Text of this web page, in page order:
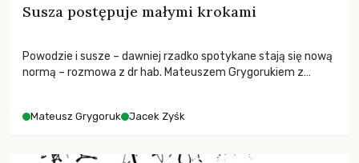
Susza postępuje małymi krokami
Powodzie i susze – dawniej rzadko spotykane stają się nową
normą – rozmowa z dr hab. Mateuszem Grygorukiem z
Mateusz Grygoruk Jacek Zyśk